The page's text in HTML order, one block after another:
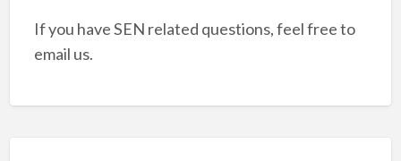
If you have SEN related questions, feel free to
email us.